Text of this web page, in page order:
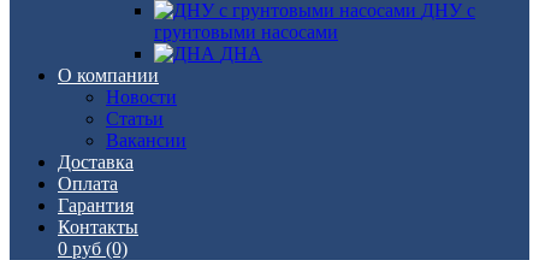
ДНУ с
грунтовыми насосами
ДНА
О компании
Новости
Статьи
Вакансии
Доставка
Оплата
Гарантия
Контакты
0 руб (0)